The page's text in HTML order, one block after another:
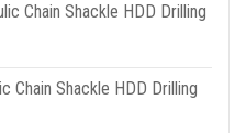
Chain Shackle HDD Drilling
Chain Shackle HDD Drilling